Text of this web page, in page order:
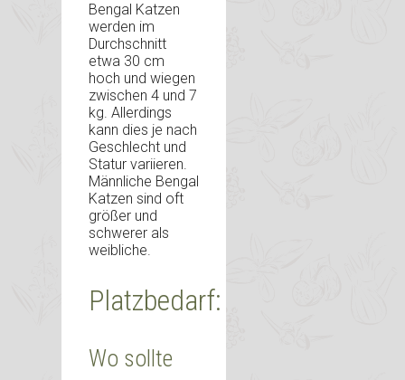
Bengal Katzen
werden im
Durchschnitt
etwa 30 cm
hoch und wiegen
zwischen 4 und 7
kg. Allerdings
kann dies je nach
Geschlecht und
Statur variieren.
Männliche Bengal
Katzen sind oft
größer und
schwerer als
weibliche.
Platzbedarf:
Wo sollte